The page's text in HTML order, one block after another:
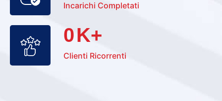
Incarichi Completati
0K+
Clienti Ricorrenti